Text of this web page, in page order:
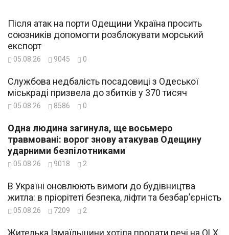
Після атак на порти Одещини Україна просить
союзників допомогти розблокувати морський
експорт
05.08.26 9045 0
Службова недбалість посадовиці з Одеської
міськраді призвела до збитків у 370 тисяч
05.08.26 8586 0
Одна людина загинула, ще восьмеро
травмовані: ворог знову атакував Одещину
ударними безпілотниками
05.08.26 9018 2
В Україні оновлюють вимоги до будівництва
житла: в пріорітеті безпека, ліфти та безбар’єрність
05.08.26 7209 2
Жителька Ізмаїльщини хотіла продати речі на OLX,